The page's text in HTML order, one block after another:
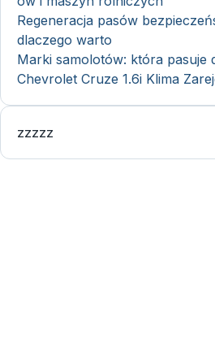
Regeneracja pasów
dlaczego warto
Marki samolotów: która pasuje
Chevrolet Cruze 1.6i Klima
zzzzz